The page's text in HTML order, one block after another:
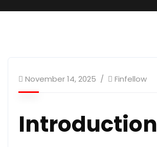
November 14, 2025 Finfellow
Introduction